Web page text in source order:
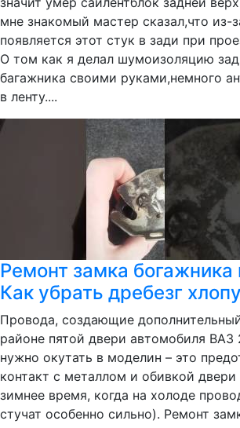
мне знакомый мастер сказал,что из-
появляется этот стук в зади при
О том как я делал шумоизоляцию
багажника своими руками,немного
в ленту....
Ремонт замка богажника
Как убрать дребезг
Провода, создающие
районе пятой двери автомобиля ВАЗ
нужно окутать в моделин – это
контакт с металлом и обивкой двери
зимнее время, когда на холоде
стучат особенно сильно). Ремонт